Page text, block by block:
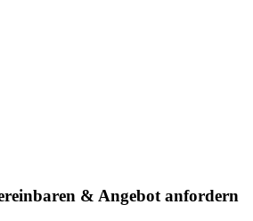
& Angebot anfordern